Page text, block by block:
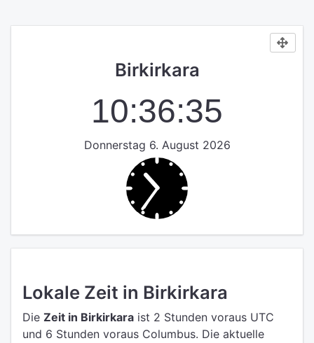
Birkirkara
10:36:35
Donnerstag 6. August 2026
Lokale Zeit in Birkirkara
Die Zeit in Birkirkara ist 2 Stunden voraus UTC
und 6 Stunden voraus Columbus. Die aktuelle